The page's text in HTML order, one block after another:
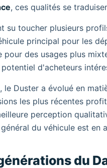
, ces qualités se
su toucher plusieurs
principal pour les
pour des usages plus
d'acheteurs
le Duster a évolué en
les plus récentes
perception
du véhicule est en
du